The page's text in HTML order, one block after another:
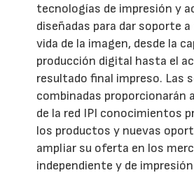
tecnologías de impresión y
diseñadas para dar soporte
vida de la imagen, desde la
producción digital hasta el
resultado final impreso. Las
combinadas proporcionarán
de la red IPI conocimientos
los productos y nuevas
ampliar su oferta en los
independiente y de